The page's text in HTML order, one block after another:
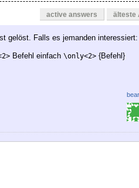
active answers älteste
gelöst. Falls es jemanden interessiert:
Befehl einfach \only<2> {Befehl}